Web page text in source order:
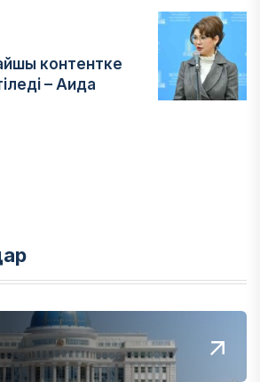
контентке
– Аида